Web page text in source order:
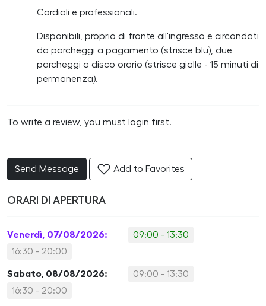
Cordiali e professionali.
Disponibili, proprio di fronte all'ingresso e circondati
da parcheggi a pagamento (strisce blu), due
parcheggi a disco orario (strisce gialle - 15 minuti di
permanenza).
To write a review, you must login first.
Send Message Add to Favorites
ORARI DI APERTURA
Venerdì, 07/08/2026:
09:00 - 13:30
16:30 - 20:00
Sabato, 08/08/2026:
09:00 - 13:30
16:30 - 20:00